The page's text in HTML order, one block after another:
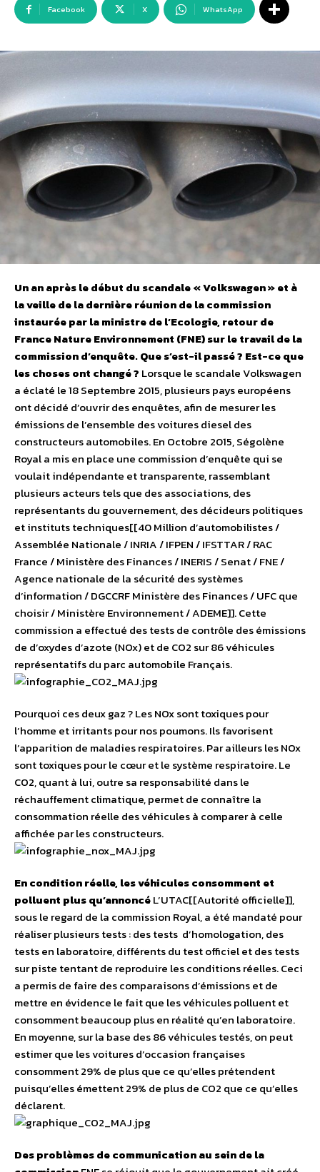
Facebook X WhatsApp
Un an après le début du scandale « Volkswagen » et à
la veille de la dernière réunion de la commission
instaurée par la ministre de l’Ecologie, retour de
France Nature Environnement (FNE) sur le travail de la
commission d’enquête. Que s’est-il passé ? Est-ce que
les choses ont changé ? Lorsque le scandale Volkswagen
a éclaté le 18 Septembre 2015, plusieurs pays européens
ont décidé d’ouvrir des enquêtes, afin de mesurer les
émissions de l’ensemble des voitures diesel des
constructeurs automobiles. En Octobre 2015, Ségolène
Royal a mis en place une commission d’enquête qui se
voulait indépendante et transparente, rassemblant
plusieurs acteurs tels que des associations, des
représentants du gouvernement, des décideurs politiques
et instituts techniques[[40 Million d’automobilistes /
Assemblée Nationale / INRIA / IFPEN / IFSTTAR / RAC
France / Ministère des Finances / INERIS / Senat / FNE /
Agence nationale de la sécurité des systèmes
d’information / DGCCRF Ministère des Finances / UFC que
choisir / Ministère Environnement / ADEME]]. Cette
commission a effectué des tests de contrôle des émissions
de d’oxydes d’azote (NOx) et de CO2 sur 86 véhicules
représentatifs du parc automobile Français.
Pourquoi ces deux gaz ? Les NOx sont toxiques pour
l’homme et irritants pour nos poumons. Ils favorisent
l’apparition de maladies respiratoires. Par ailleurs les NOx
sont toxiques pour le cœur et le système respiratoire. Le
CO2, quant à lui, outre sa responsabilité dans le
réchauffement climatique, permet de connaître la
consommation réelle des véhicules à comparer à celle
affichée par les constructeurs.
En condition réelle, les véhicules consomment et
polluent plus qu’annoncéL’UTAC[[Autorité officielle]],
sous le regard de la commission Royal, a été mandaté pour
réaliser plusieurs tests : des tests d’homologation, des
tests en laboratoire, différents du test officiel et des tests
sur piste tentant de reproduire les conditions réelles. Ceci
a permis de faire des comparaisons d’émissions et de
mettre en évidence le fait que les véhicules polluent et
consomment beaucoup plus en réalité qu’en laboratoire.
En moyenne, sur la base des 86 véhicules testés, on peut
estimer que les voitures d’occasion françaises
consomment 29% de plus que ce qu’elles prétendent
puisqu’elles émettent 29% de plus de CO2 que ce qu’elles
déclarent.
Des problèmes de communication au sein de la